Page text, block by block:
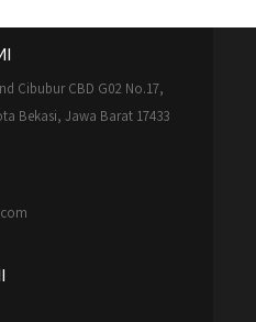
Cibubur CBD G02 No.17,
Bekasi, Jawa Barat 17433